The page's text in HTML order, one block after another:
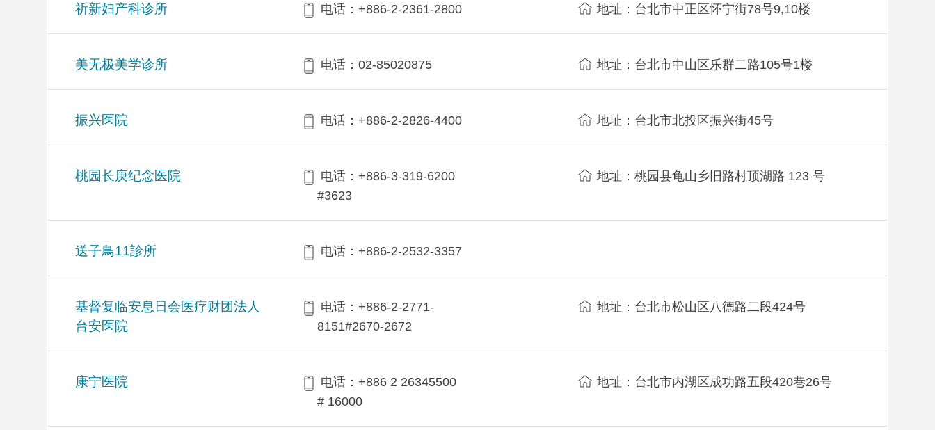
祈新妇产科诊所 电话：+886-2-2361-2800 地址：台北市中正区怀宁街78号9,10楼
美无极美学诊所 电话：02-85020875 地址：台北市中山区乐群二路105号1楼
振兴医院 电话：+886-2-2826-4400 地址：台北市北投区振兴街45号
桃园长庚纪念医院
电话：+886-3-319-6200
#3623
地址：桃园县龟山乡旧路村顶湖路 123 号
送子鳥11診所 电话：+886-2-2532-3357
基督复临安息日会医疗财团法人
台安医院
电话：+886-2-2771-
8151#2670-2672
地址：台北市松山区八德路二段424号
康宁医院
电话：+886 2 26345500
# 16000
地址：台北市内湖区成功路五段420巷26号